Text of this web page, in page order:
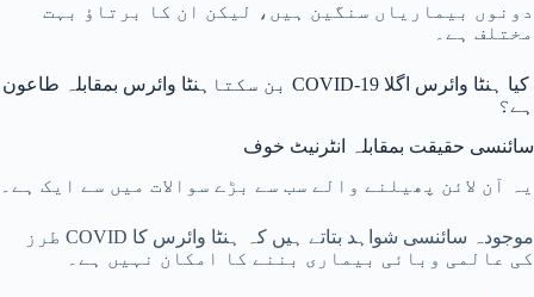
دونوں بیماریاں سنگین ہیں، لیکن ان کا برتاؤ بہت
مختلف ہے۔
ہنٹا وائرس بمقابلہ طاعون کیا ہنٹا وائرس اگلا COVID-19 بن سکتا
ہے؟
سائنسی حقیقت بمقابلہ انٹرنیٹ خوف
یہ آن لائن پھیلنے والے سب سے بڑے سوالات میں سے ایک ہے۔
موجودہ سائنسی شواہد بتاتے ہیں کہ ہنٹا وائرس کا COVID طرز
کی عالمی وبائی بیماری بننے کا امکان نہیں ہے۔